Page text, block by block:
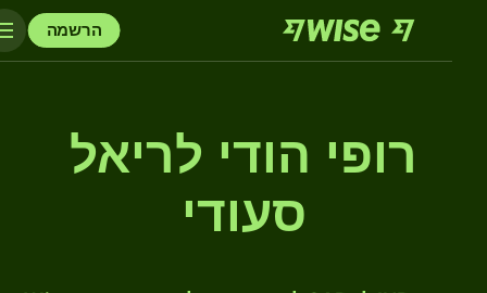
הרשמה
רופי הודי לריאל
סעודי